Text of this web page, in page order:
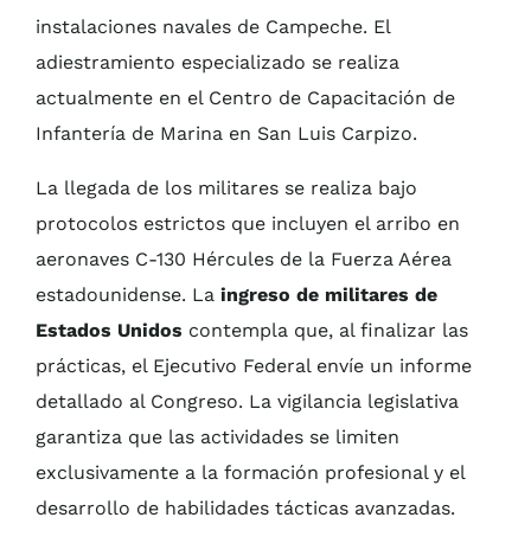
instalaciones navales de Campeche. El
adiestramiento especializado se realiza
actualmente en el Centro de Capacitación de
Infantería de Marina en San Luis Carpizo.
La llegada de los militares se realiza bajo
protocolos estrictos que incluyen el arribo en
aeronaves C-130 Hércules de la Fuerza Aérea
estadounidense. La ingreso de militares de
Estados Unidos contempla que, al finalizar las
prácticas, el Ejecutivo Federal envíe un informe
detallado al Congreso. La vigilancia legislativa
garantiza que las actividades se limiten
exclusivamente a la formación profesional y el
desarrollo de habilidades tácticas avanzadas.